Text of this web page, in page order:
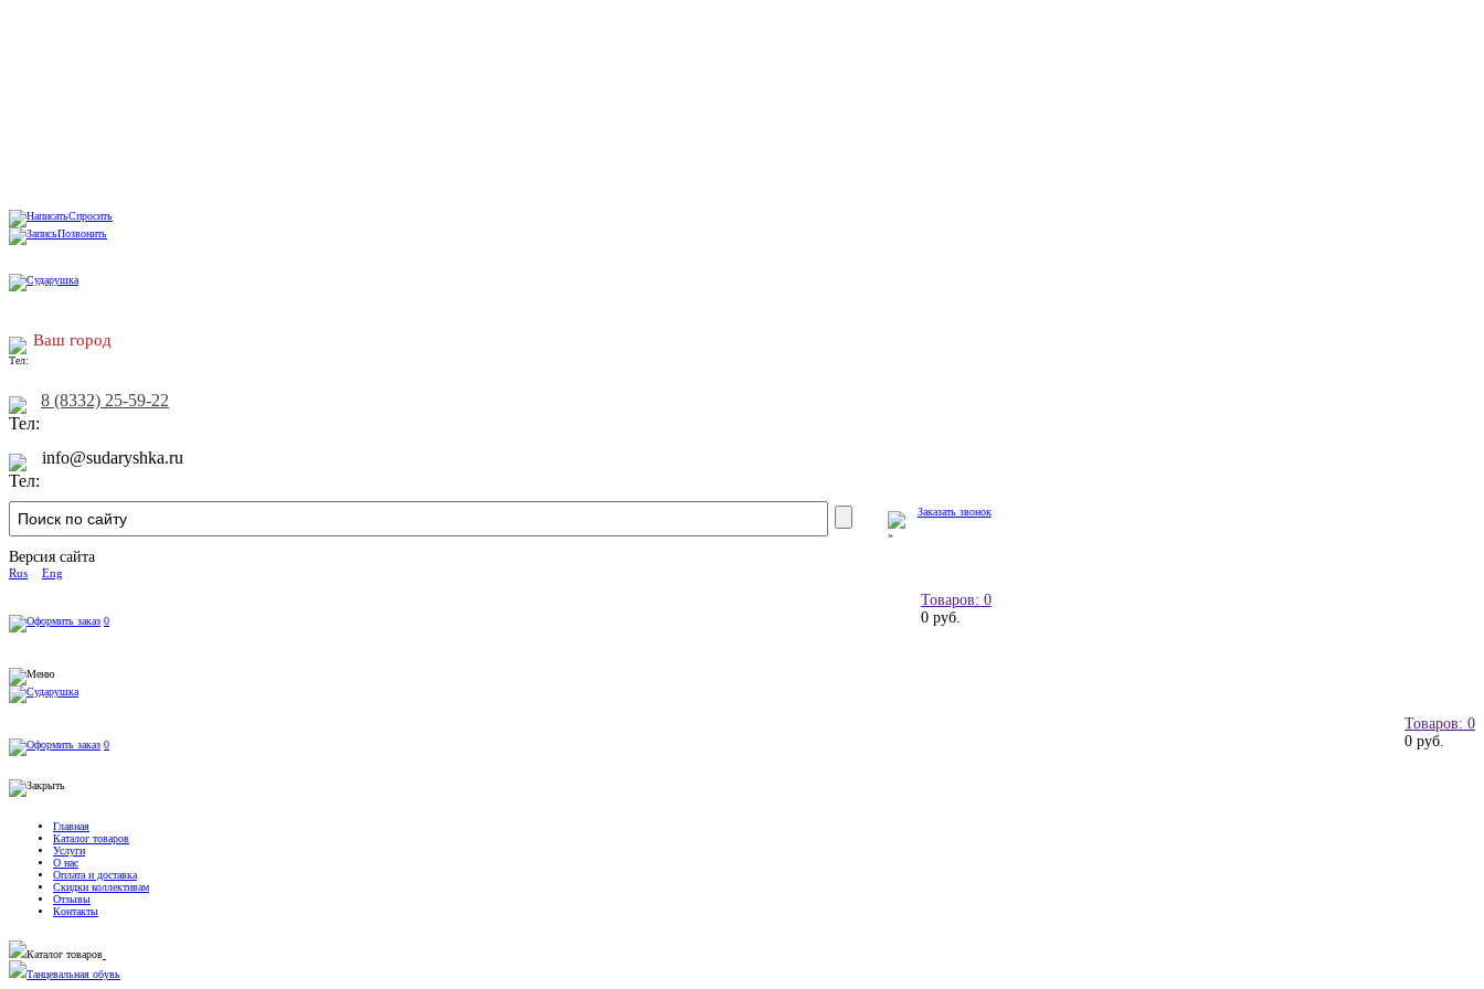
Спросить
Позвонить
Ваш город
8 (8332) 25-59-22
info@sudaryshka.ru
Заказать звонок
Версия сайта
Rus Eng
Товаров: 0
0 руб.
0
Товаров: 0
0 руб.
0
Главная
Каталог товаров
Услуги
О нас
Оплата и доставка
Скидки коллективам
Отзывы
Контакты
Каталог товаров
Танцевальная обувь